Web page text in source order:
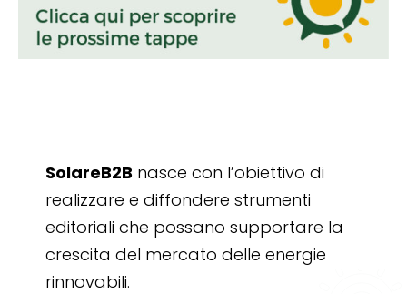
SolareB2B nasce con l’obiettivo di
realizzare e diffondere strumenti
editoriali che possano supportare la
crescita del mercato delle energie
rinnovabili.